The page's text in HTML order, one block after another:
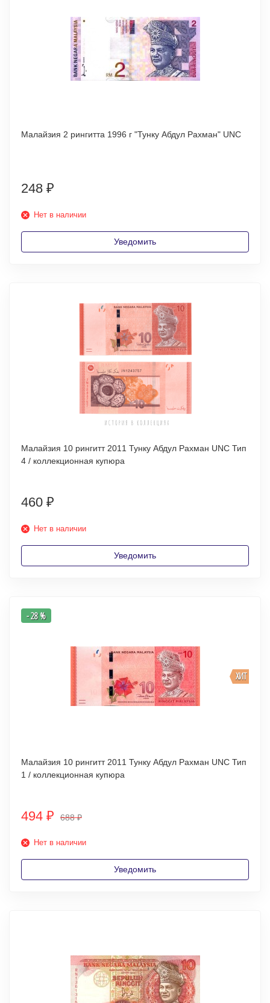
Малайзия 2 рингитта 1996 г "Тунку Абдул Рахман" UNC
248 ₽
Нет в наличии
Уведомить
Малайзия 10 рингитт 2011 Тунку Абдул Рахман UNC Тип
4 / коллекционная купюра
460 ₽
Нет в наличии
Уведомить
ХИТ
- 28 %
Малайзия 10 рингитт 2011 Тунку Абдул Рахман UNC Тип
1 / коллекционная купюра
494 ₽ 688₽
Нет в наличии
Уведомить